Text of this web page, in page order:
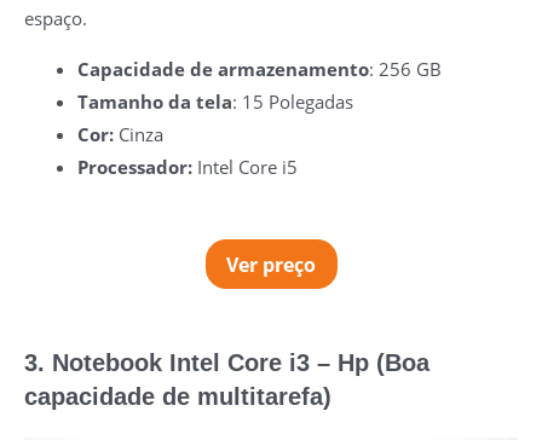
espaço.
Capacidade de armazenamento: 256 GB
Tamanho da tela: 15 Polegadas
Cor: Cinza
Processador: ‎Intel Core i5
Ver preço
3. Notebook Intel Core i3 – Hp (Boa
capacidade de multitarefa)